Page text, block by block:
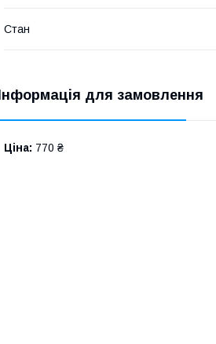
Стан
Інформація для замовлення
Ціна: 770 ₴